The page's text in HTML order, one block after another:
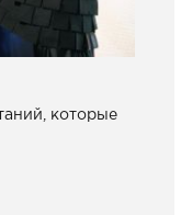
которые